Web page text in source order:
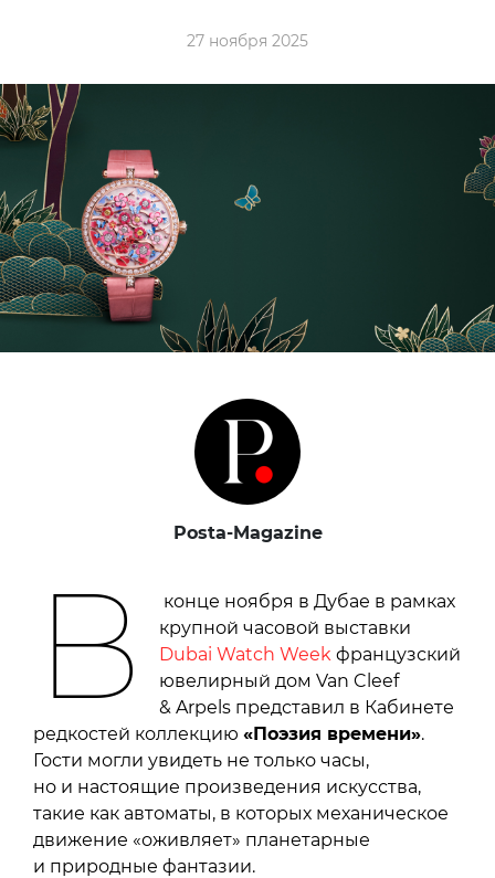
27 ноября 2025
Posta-Magazine
В
конце ноября в Дубае в рамках
крупной часовой выставки
Dubai Watch Week французский
ювелирный дом Van Cleef
& Arpels представил в Кабинете
редкостей коллекцию «Поэзия времени».
Гости могли увидеть не только часы,
но и настоящие произведения искусства,
такие как автоматы, в которых механическое
движение «оживляет» планетарные
и природные фантазии.